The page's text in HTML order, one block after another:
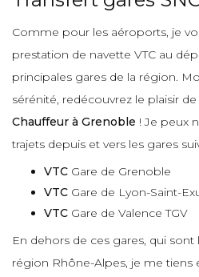
Comme pour les aéroports, je
prestation de navette VTC au
principales gares de la région.
sérénité, redécouvrez le plaisir
Chauffeur à Grenoble ! Je peux
trajets depuis et vers les gares
VTC Gare de Grenoble
VTC Gare de Lyon-Saint-
VTC Gare de Valence TGV
En dehors de ces gares, qui
région Rhône-Alpes, je me tiens